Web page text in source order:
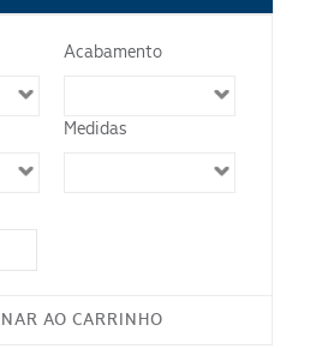
Acabamento
Medidas
AO CARRINHO